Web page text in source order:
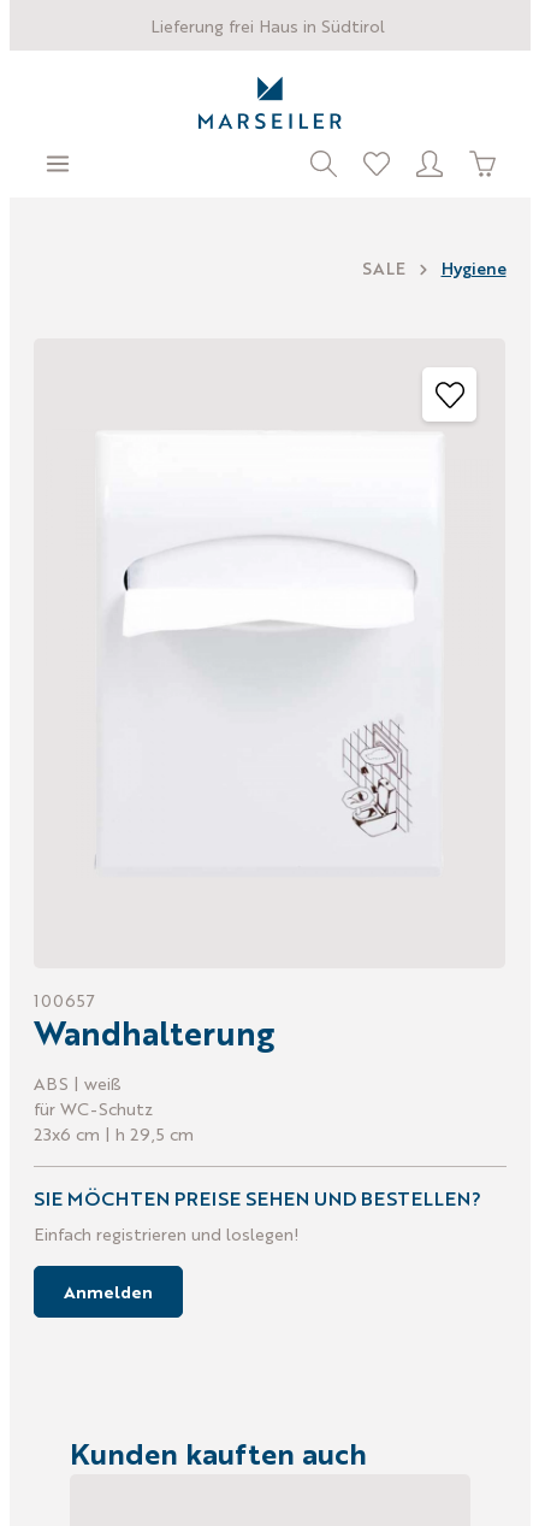
Lieferung frei Haus in Südtirol
SALE Hygiene
100657
Wandhalterung
ABS | weiß
für WC-Schutz
23x6 cm | h 29,5 cm
SIE MÖCHTEN PREISE SEHEN UND BESTELLEN?
Einfach registrieren und loslegen!
Anmelden
Kunden kauften auch